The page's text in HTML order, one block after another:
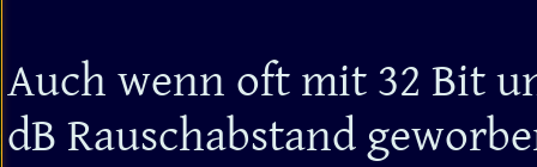
Auch wenn oft mit 32 Bit
dB Rauschabstand